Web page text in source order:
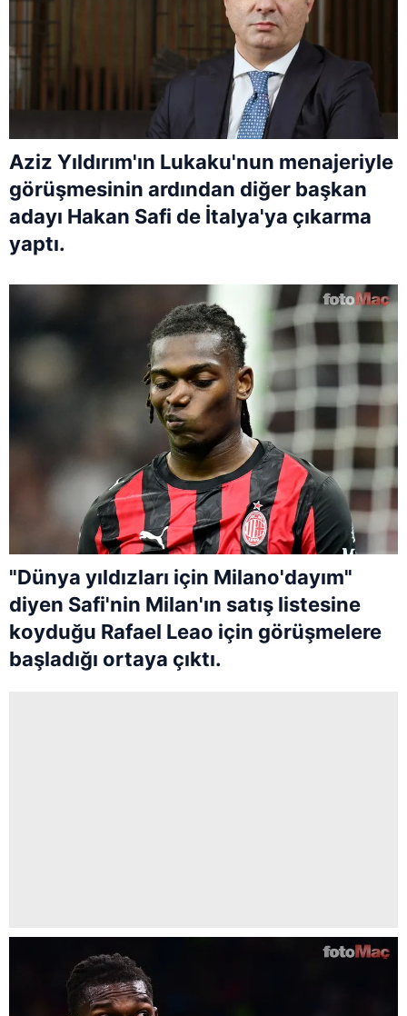
Aziz Yıldırım'ın Lukaku'nun menajeriyle
görüşmesinin ardından diğer başkan
adayı Hakan Safi de İtalya'ya çıkarma
yaptı.
"Dünya yıldızları için Milano'dayım"
diyen Safi'nin Milan'ın satış listesine
koyduğu Rafael Leao için görüşmelere
başladığı ortaya çıktı.